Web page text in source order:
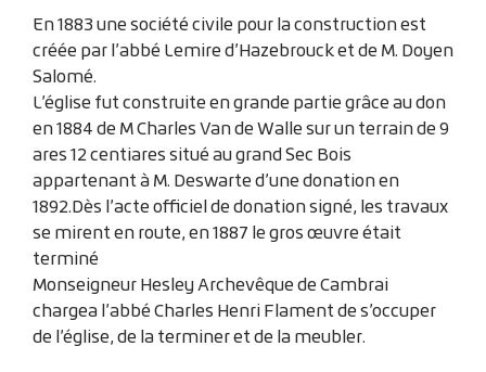
En 1883 une société civile pour la construction est
créée par l’abbé Lemire d’Hazebrouck et de M. Doyen
Salomé.
L’église fut construite en grande partie grâce au don
en 1884 de M Charles Van de Walle sur un terrain de 9
ares 12 centiares situé au grand Sec Bois
appartenant à M. Deswarte d’une donation en
1892.Dès l’acte officiel de donation signé, les travaux
se mirent en route, en 1887 le gros œuvre était
terminé
Monseigneur Hesley Archevêque de Cambrai
chargea l’abbé Charles Henri Flament de s’occuper
de l’église, de la terminer et de la meubler.